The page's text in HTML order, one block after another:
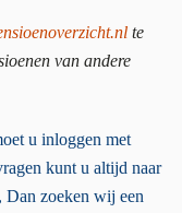
te
van andere
u inloggen met
kunt u altijd naar
, Dan zoeken wij een